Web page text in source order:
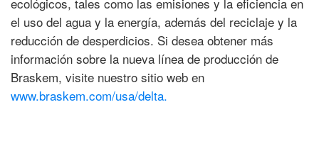
el uso del agua y la energía, además del reciclaje y la
reducción de desperdicios. Si desea obtener más
información sobre la nueva línea de producción de
Braskem, visite nuestro sitio web en
www.braskem.com/usa/delta.